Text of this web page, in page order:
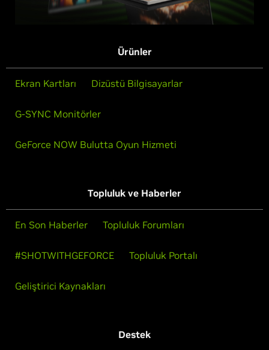
Ürünler
Ekran Kartları Dizüstü Bilgisayarlar
G-SYNC Monitörler
GeForce NOW Bulutta Oyun Hizmeti
Topluluk ve Haberler
En Son Haberler Topluluk Forumları
#SHOTWITHGEFORCE Topluluk Portalı
Geliştirici Kaynakları
Destek